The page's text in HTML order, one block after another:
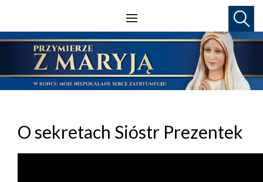
O sekretach Sióstr Prezentek